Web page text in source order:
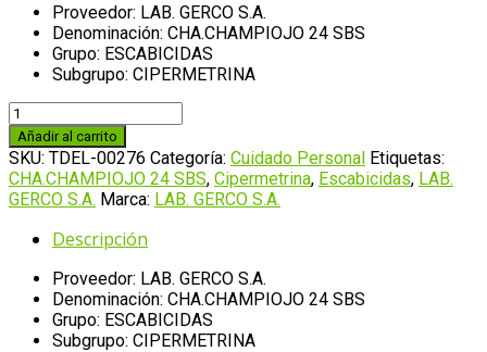
Proveedor: LAB. GERCO S.A.
Denominación: CHA.CHAMPIOJO 24 SBS
Grupo: ESCABICIDAS
Subgrupo: CIPERMETRINA
CHA.CHAMPIOJO
24
SBS
cantidad
Añadir al carrito
SKU: TDEL-00276 Categoría: Cuidado Personal Etiquetas:
CHA.CHAMPIOJO 24 SBS, Cipermetrina, Escabicidas, LAB.
GERCO S.A. Marca: LAB. GERCO S.A.
Descripción
Proveedor: LAB. GERCO S.A.
Denominación: CHA.CHAMPIOJO 24 SBS
Grupo: ESCABICIDAS
Subgrupo: CIPERMETRINA